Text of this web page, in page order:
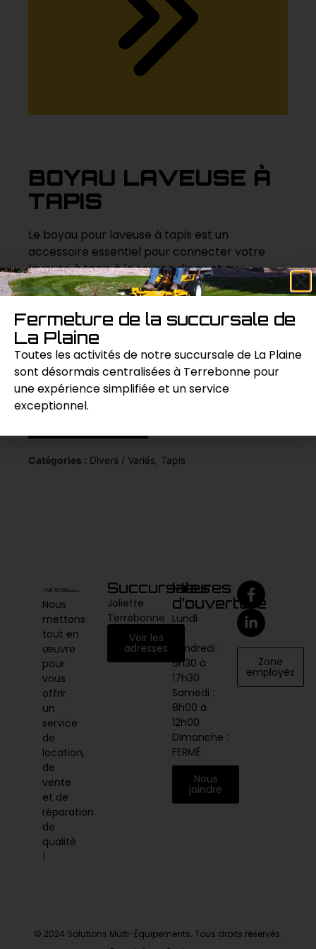
BOYAU LAVEUSE À
TAPIS
Le boyau pour laveuse à tapis est un
accessoire essentiel pour connecter votre
laveuse à tapis à la source d’eau et au
système d’aspiration. Fabriqué avec des
offre une flexibilité et une longueur suffisantes
pour atteindre tous les coins et recoins,
permettant ainsi un nettoyage complet et
efficace des tapis et moquettes.
Catégories : Divers / Variés Tapis
Nous
mettons
tout en
œuvre
pour
vous
offrir
un
service
de
location,
de
vente
et de
réparation
de
qualité
!
Succursales
Joliette
Terrebonne
Voir les
adresses
Heures
d’ouverture
Lundi
vendredi :
6h30 à
17h30
Samedi :
8h00 à
12h00
Dimanche :
FERMÉ
Nous
joindre
Zone
employés
© 2024 Solutions Multi-Équipements. Tous droits réservés.
Fermeture de la succursale de
La Plaine
Toutes les activités de notre succursale de La Plaine
sont désormais centralisées à Terrebonne pour
une expérience simplifiée et un service
exceptionnel.